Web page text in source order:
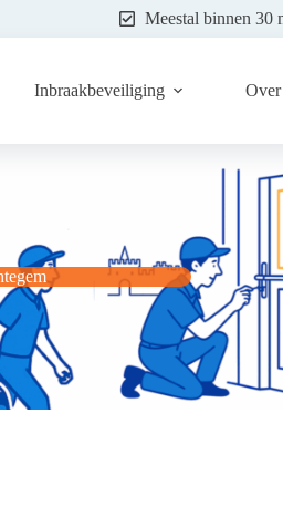
Meestal binnen 30
Inbraakbeveiliging